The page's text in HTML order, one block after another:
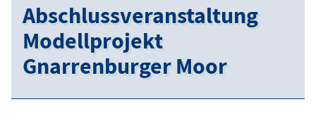
Abschlussveranstaltung
Modellprojekt
Gnarrenburger Moor